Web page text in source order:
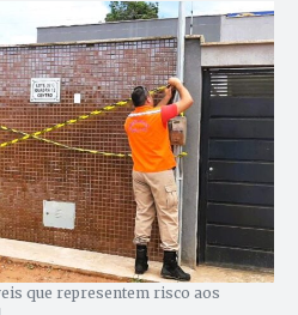
que representem risco aos